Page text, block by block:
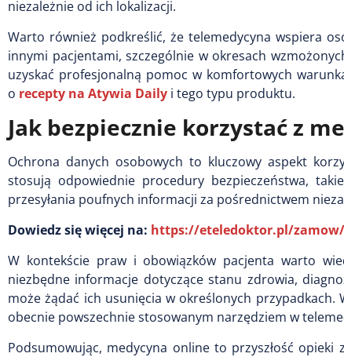
niezależnie od ich lokalizacji.
Warto również podkreślić, że telemedycyna wspiera
innymi pacjentami, szczególnie w okresach
uzyskać profesjonalną pomoc w komfortowych
o recepty na Atywia Daily i tego typu produktu.
Jak bezpiecznie korzystać z
Ochrona danych osobowych to kluczowy aspekt
stosują odpowiednie procedury bezpieczeństwa,
przesyłania poufnych informacji za pośrednictwem
Dowiedz się więcej na: https://eteledoktor.pl/
W kontekście praw i obowiązków pacjenta warto
niezbędne informacje dotyczące stanu zdrowia,
może żądać ich usunięcia w określonych
obecnie powszechnie stosowanym narzędziem w
Podsumowując, medycyna online to przyszłość